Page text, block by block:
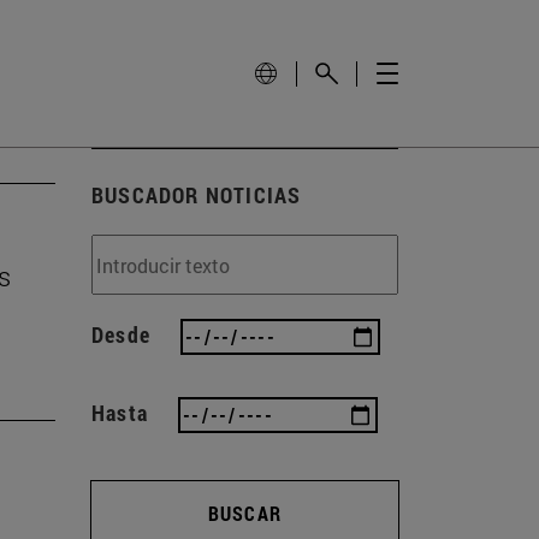
BUSCADOR NOTICIAS
Desde
Hasta
BUSCAR